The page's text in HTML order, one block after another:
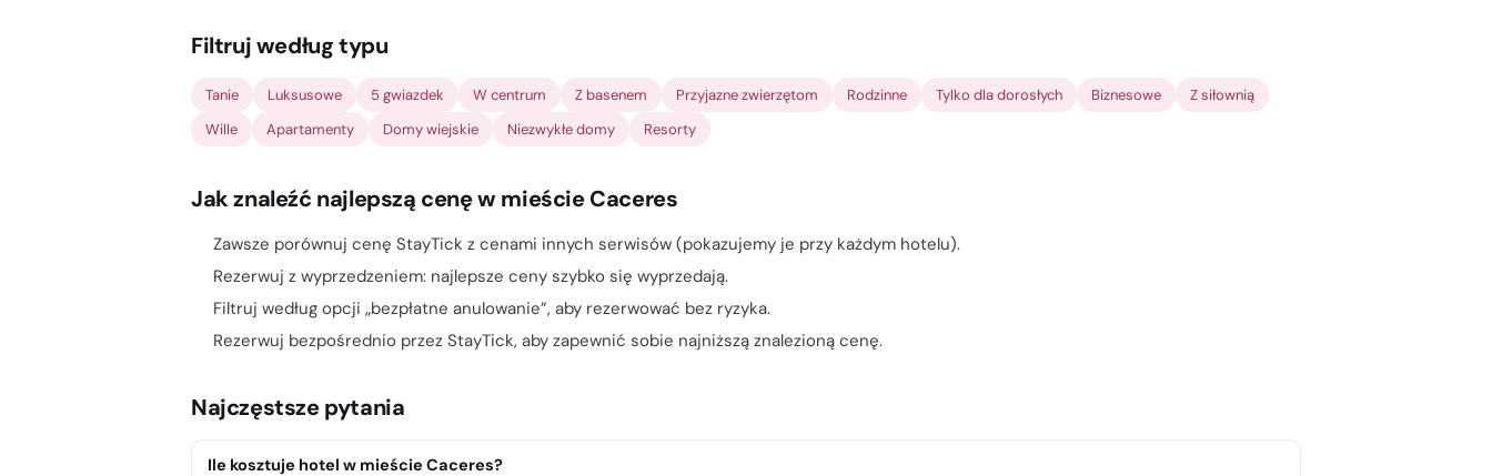
Filtruj według typu
Tanie Luksusowe 5 gwiazdek W centrum Z basenem Przyjazne zwierzętom Rodzinne Tylko dla dorosłych Biznesowe
Z siłownią
Wille
Apartamenty Domy wiejskie Niezwykłe domy Resorty
Jak znaleźć najlepszą cenę w mieście Caceres
Zawsze porównuj cenę StayTick z cenami innych serwisów (pokazujemy je przy każdym hotelu).
Rezerwuj z wyprzedzeniem: najlepsze ceny szybko się wyprzedają.
Filtruj według opcji „bezpłatne anulowanie”, aby rezerwować bez ryzyka.
Rezerwuj bezpośrednio przez StayTick, aby zapewnić sobie najniższą znalezioną cenę.
Najczęstsze pytania
Ile kosztuje hotel w mieście Caceres?